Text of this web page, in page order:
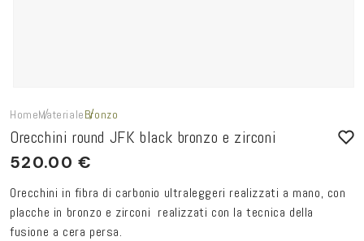
HomeMaterialeBronzo
Orecchini round JFK black bronzo e zirconi
PREZZO
LISTINO
520.00 €
Orecchini in fibra di carbonio ultraleggeri realizzati a mano, con
placche in bronzo e zirconi realizzati con la tecnica della
fusione a cera persa.